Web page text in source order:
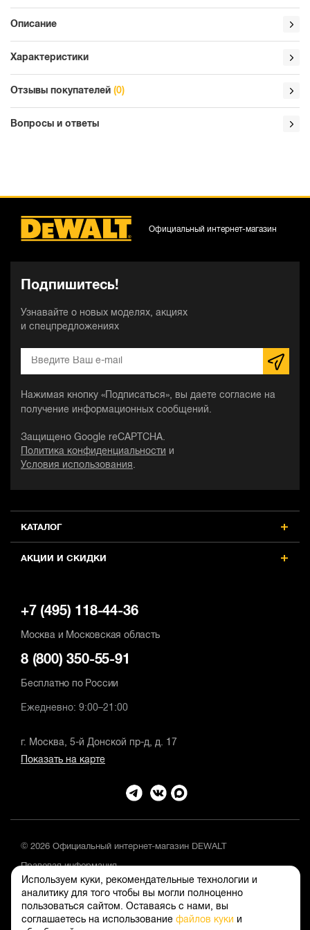
Используем куки, рекомендательные технологии и
аналитику для того чтобы вы могли полноценно
пользоваться сайтом. Оставаясь с нами, вы
соглашаетесь на использование файлов куки и
Описание
Характеристики
Отзывы покупателей (0)
Вопросы и ответы
КАТАЛОГ
АКЦИИ И СКИДКИ
Подпишитесь!
Узнавайте о новых моделях, акциях
и спецпредложениях
Нажимая кнопку «Подписаться», вы даете согласие на
получение информационных сообщений.
Защищено Google reCAPTCHA.
Политика конфиденциальности
и
Условия использования .
Официальный интернет-магазин
+7 (495) 118-44-36
Москва и Московская область
8 (800) 350-55-91
Бесплатно по России
Ежедневно: 9:00–21:00
г. Москва, 5-й Донской пр-д, д. 17
Показать на карте
© 2026 Официальный интернет-магазин DEWALT
Правовая информация
Положение об обработке и защите персональных данных